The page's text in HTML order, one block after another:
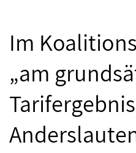
Im
„am